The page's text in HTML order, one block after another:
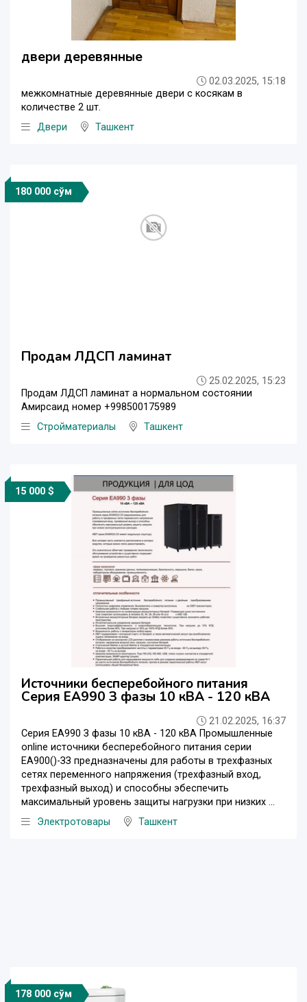
двери деревянные
02.03.2025, 15:18
межкомнатные деревянные двери с косякам в
количестве 2 шт.
Двери
Ташкент
180 000 сўм
Продам ЛДСП ламинат
25.02.2025, 15:23
Продам ЛДСП ламинат а нормальном состоянии
Амирсаид номер +998500175989
Стройматериалы
Ташкент
15 000 $
Источники бесперебойного питания
Серия ЕА990 З фазы 10 кВА - 120 кВА
21.02.2025, 16:37
Серия ЕА990 З фазы 10 кВА - 120 кВА Промышленные
online источники бесперебойного питания серии
ЕА900()-ЗЗ предназначены для работы в трехфазных
сетях переменного напряжения (трехфазный вход,
трехфазный выход) и способны эбеспечить
максимальный уровень защиты нагрузки при низких ...
Электротовары
Ташкент
178 000 сўм